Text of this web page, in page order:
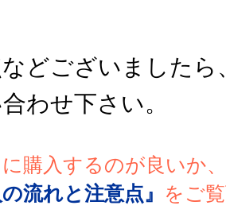
どございましたら
わせ下さい。
購入するのが良いか
の流れと注意点』
をご